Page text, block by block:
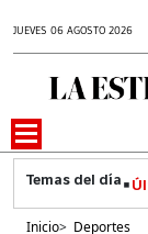
JUEVES 06 AGOSTO 2026
Inicio> Deportes